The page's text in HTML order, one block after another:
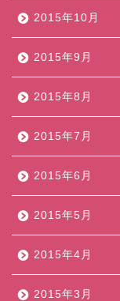
2015年10月
2015年9月
2015年8月
2015年7月
2015年6月
2015年5月
2015年4月
2015年3月